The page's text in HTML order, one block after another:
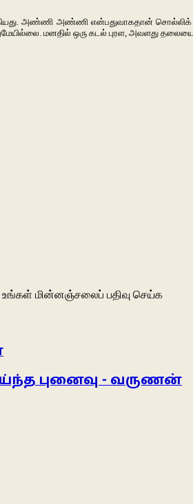
அண்ணி அண்ணி என்பதுவாகதான்
மனதில் ஒரு கடல் புரள, அவளது தலையை
மின்னஞ்சலைப் பதிவு செய்க
புனைவு - வருணன்